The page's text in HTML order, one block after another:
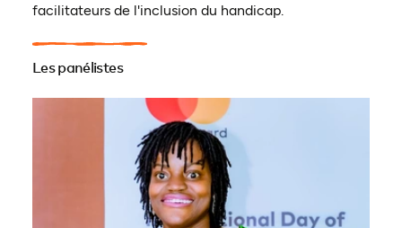
facilitateurs de l'inclusion du handicap.
Les panélistes